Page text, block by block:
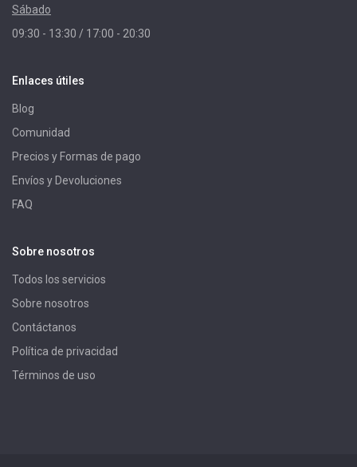
Sábado
09:30 - 13:30 / 17:00 - 20:30
Enlaces útiles
Blog
Comunidad
Precios y Formas de pago
Envíos y Devoluciones
FAQ
Sobre nosotros
Todos los servicios
Sobre nosotros
Contáctanos
Política de privacidad
Términos de uso